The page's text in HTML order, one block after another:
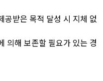
공받은 목적 달성 시 지체 없
의해 보존할 필요가 있는 경